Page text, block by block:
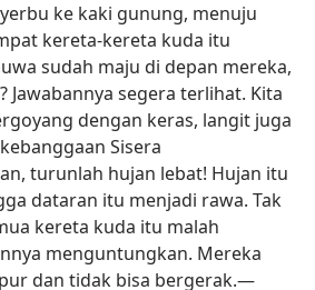
ke kaki gunung, menuju
kereta-kereta kuda itu
sudah maju di depan mereka,
Jawabannya segera terlihat. Kita
dengan keras, langit juga
Sisera
turunlah hujan lebat! Hujan itu
dataran itu menjadi rawa. Tak
kereta kuda itu malah
menguntungkan. Mereka
dan tidak bisa bergerak.​—